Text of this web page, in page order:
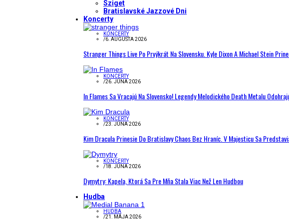
Sziget
Bratislavské Jazzové Dni
Koncerty
KONCERTY
/6. AUGUSTA 2026
Stranger Things Live Po Prvýkrát Na Slovensku. Kyle Dixon A Michael Stein
KONCERTY
/26. JÚNA 2026
In Flames Sa Vracajú Na Slovensko! Legendy Melodického Death Metalu
KONCERTY
/23. JÚNA 2026
Kim Dracula Prinesie Do Bratislavy Chaos Bez Hraníc. V Majesticu Sa
KONCERTY
/18. JÚNA 2026
Dymytry: Kapela, Ktorá Sa Pre Mňa Stala Viac Než Len Hudbou
Hudba
HUDBA
/21. MÁJA 2026